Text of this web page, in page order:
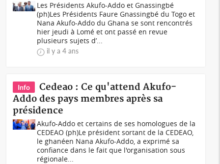
Les Présidents Akufo-Addo et Gnassingbé
(ph)Les Présidents Faure Gnassingbé du Togo et
Nana Akufo-Addo du Ghana se sont rencontrés
hier jeudi à Lomé et ont passé en revue
plusieurs sujets d’...
il y a 4 ans
Info
Cedeao : Ce qu'attend Akufo-
Addo des pays membres après sa
présidence
Akufo-Addo et certains de ses homologues de la
CEDEAO (ph)Le président sortant de la CEDEAO,
le ghanéen Nana Akufo-Addo, a exprimé sa
confiance dans le fait que l'organisation sous
régionale...